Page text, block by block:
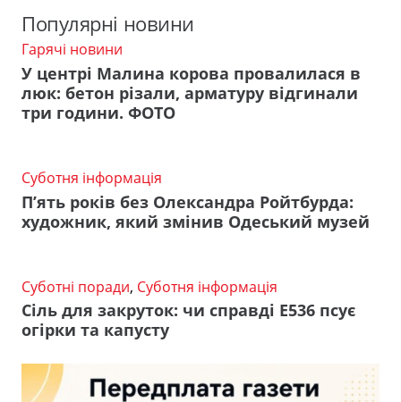
Популярні новини
Гарячі новини
У центрі Малина корова провалилася в
люк: бетон різали, арматуру відгинали
три години. ФОТО
Суботня інформація
П’ять років без Олександра Ройтбурда:
художник, який змінив Одеський музей
Суботні поради, Суботня інформація
Сіль для закруток: чи справді Е536 псує
огірки та капусту